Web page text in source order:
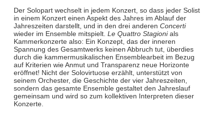
Der Solopart wechselt in jedem Konzert, so dass jeder Solist
in einem Konzert einen Aspekt des Jahres im Ablauf der
Jahreszeiten darstellt, und in den drei anderen Concerti
wieder im Ensemble mitspielt. Le Quattro Stagionials
Kammerkonzerte also: Ein Konzept, das der inneren
Spannung des Gesamtwerks keinen Abbruch tut, überdies
durch die kammermusikalischen Ensemblearbeit im Bezug
auf Kriterien wie Anmut und Transparenz neue Horizonte
eröffnet! Nicht der Solovirtuose erzählt, unterstützt von
seinem Orchester, die Geschichte der vier Jahreszeiten,
sondern das gesamte Ensemble gestaltet den Jahreslauf
gemeinsam und wird so zum kollektiven Interpreten dieser
Konzerte.